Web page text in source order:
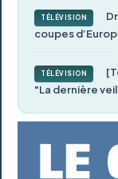
TÉLÉVISION
coupes
TÉLÉVISION
"La dernière